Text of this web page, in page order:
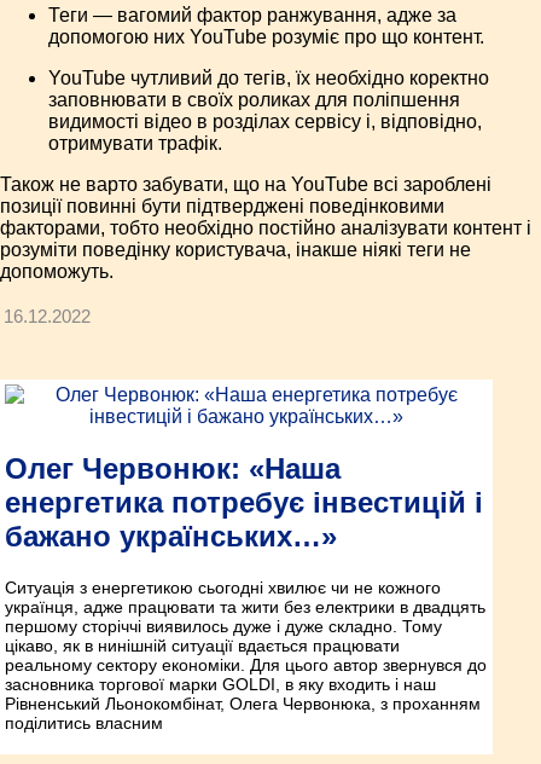
Теги — вагомий фактор ранжування, адже за
допомогою них YouTube розуміє про що контент.
YouTube чутливий до тегів, їх необхідно коректно
заповнювати в своїх роликах для поліпшення
видимості відео в розділах сервісу і, відповідно,
отримувати трафік.
Також не варто забувати, що на YouTube всі зароблені
позиції повинні бути підтверджені поведінковими
факторами, тобто необхідно постійно аналізувати контент і
розуміти поведінку користувача, інакше ніякі теги не
допоможуть.
16.12.2022
Олег Червонюк: «Наша
енергетика потребує інвестицій і
бажано українських…»
Ситуація з енергетикою сьогодні хвилює чи не кожного
українця, адже працювати та жити без електрики в двадцять
першому сторіччі виявилось дуже і дуже складно. Тому
цікаво, як в нинішній ситуації вдається працювати
реальному сектору економіки. Для цього автор звернувся до
засновника торгової марки GOLDI, в яку входить і наш
Рівненський Льонокомбінат, Олега Червонюка, з проханням
поділитись власним